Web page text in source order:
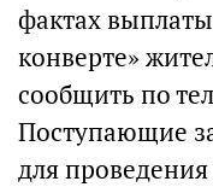
фактах
конверте»
сообщить по
Поступающие
для